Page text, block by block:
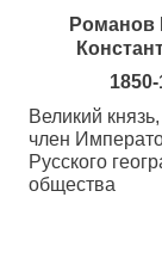
Романов
Великий
член
Русского
общества